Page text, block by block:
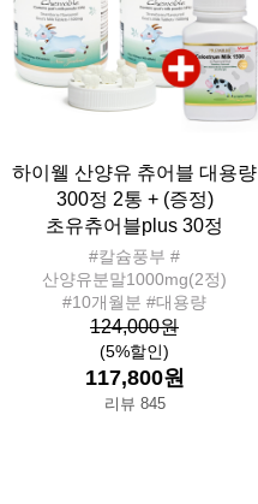
하이웰 산양유 츄어블 대용량
300정 2통 + (증정)
초유츄어블plus 30정
#칼슘풍부 #
산양유분말1000mg(2정)
#10개월분 #대용량
124,000원
(5%할인)
117,800원
리뷰 845